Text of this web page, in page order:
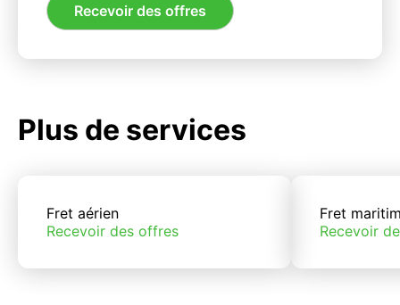
Recevoir des offres
Plus de services
Fret aérien
Recevoir des offres
Fret
Recevoir